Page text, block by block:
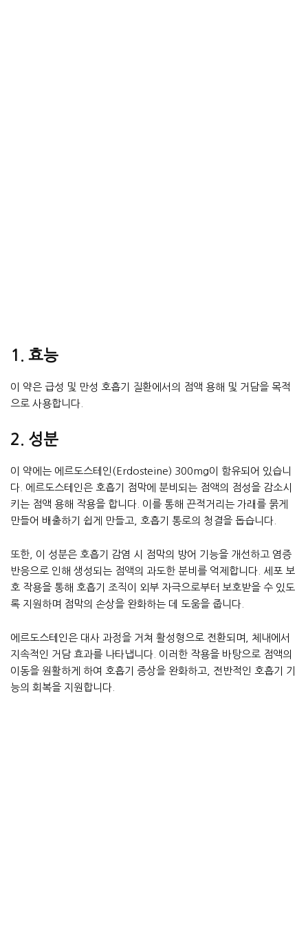
1. 효능
이 약은 급성 및 만성 호흡기 질환에서의 점액 용해 및 거담을 목적
으로 사용합니다.
2. 성분
이 약에는 에르도스테인(Erdosteine) 300mg이 함유되어 있습니
다. 에르도스테인은 호흡기 점막에 분비되는 점액의 점성을 감소시
키는 점액 용해 작용을 합니다. 이를 통해 끈적거리는 가래를 묽게
만들어 배출하기 쉽게 만들고, 호흡기 통로의 청결을 돕습니다.
또한, 이 성분은 호흡기 감염 시 점막의 방어 기능을 개선하고 염증
반응으로 인해 생성되는 점액의 과도한 분비를 억제합니다. 세포 보
호 작용을 통해 호흡기 조직이 외부 자극으로부터 보호받을 수 있도
록 지원하며 점막의 손상을 완화하는 데 도움을 줍니다.
에르도스테인은 대사 과정을 거쳐 활성형으로 전환되며, 체내에서
지속적인 거담 효과를 나타냅니다. 이러한 작용을 바탕으로 점액의
이동을 원활하게 하여 호흡기 증상을 완화하고, 전반적인 호흡기 기
능의 회복을 지원합니다.